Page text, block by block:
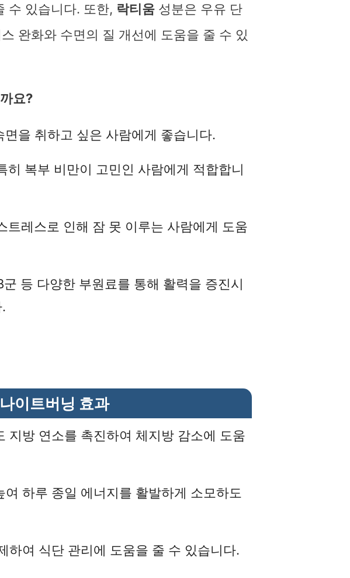
수 있습니다. 또한, 락티움 성분은 우유 단
완화와 수면의 질 개선에 도움을 줄 수 있
요?
면을 취하고 싶은 사람에게 좋습니다.
히 복부 비만이 고민인 사람에게 적합합니
트레스로 인해 잠 못 이루는 사람에게 도움
군 등 다양한 부원료를 통해 활력을 증진시
이트버닝 효과
지방 연소를 촉진하여 체지방 감소에 도움
여 하루 종일 에너지를 활발하게 소모하도
하여 식단 관리에 도움을 줄 수 있습니다.